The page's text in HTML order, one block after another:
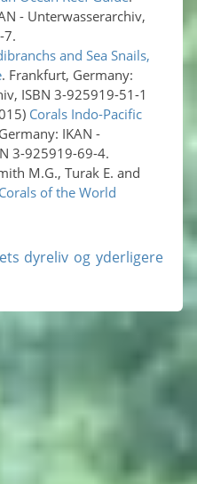
- Unterwasserarchiv,
7.
and Sea Snails,
. Frankfurt, Germany:
ISBN 3-925919-51-1
Corals Indo-Pacific
IKAN -
3-925919-69-4.
M.G., Turak E. and
Corals of the World